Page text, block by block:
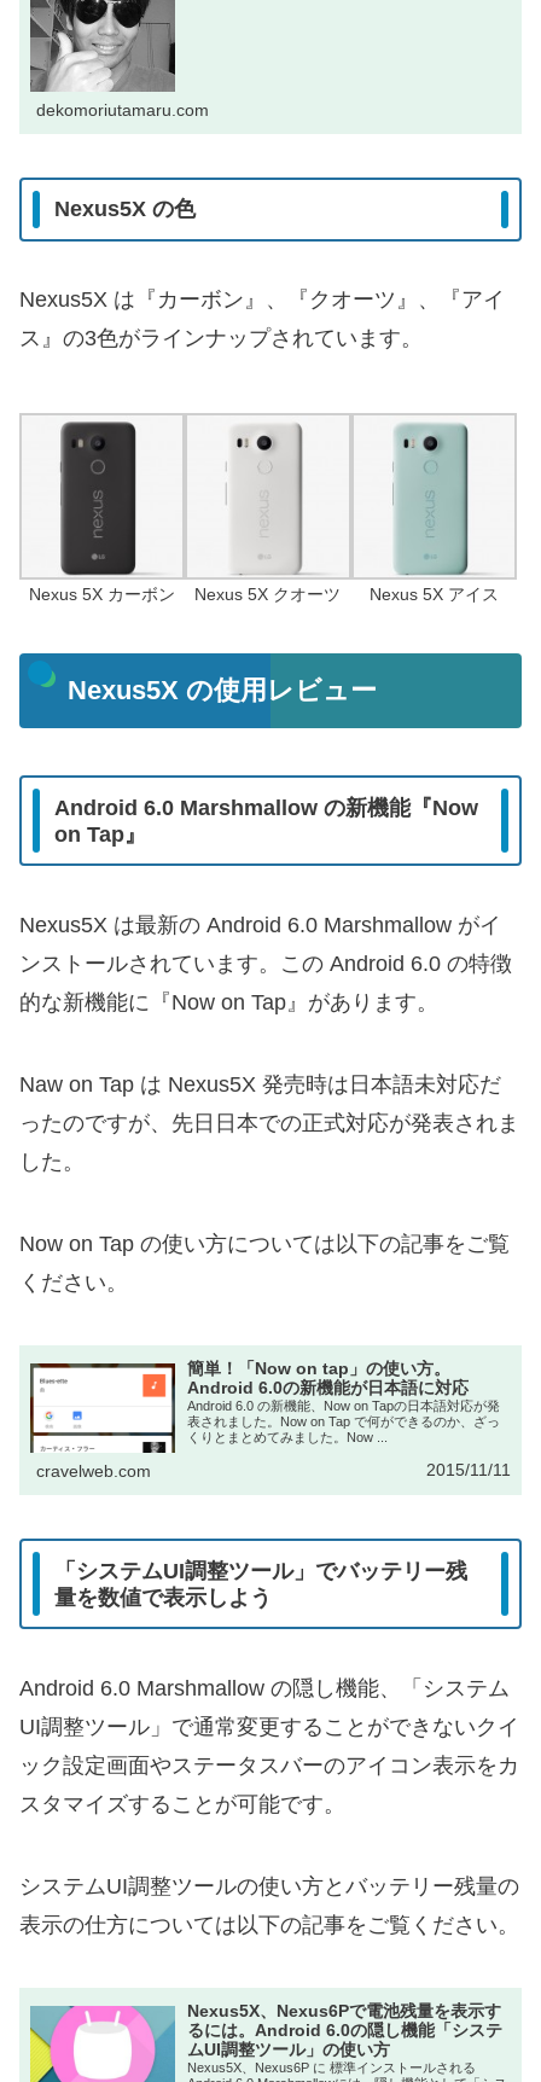
dekomoriutamaru.com
Nexus5X の色
Nexus5X は『カーボン』、『クオーツ』、『アイ
ス』の3色がラインナップされています。
Nexus 5X カーボン Nexus 5X クオーツ Nexus 5X アイス
Nexus5X の使用レビュー
Android 6.0 Marshmallow の新機能『Now
on Tap』
Nexus5X は最新の Android 6.0 Marshmallow がイ
ンストールされています。この Android 6.0 の特徴
的な新機能に『Now on Tap』があります。
Naw on Tap は Nexus5X 発売時は日本語未対応だ
ったのですが、先日日本での正式対応が発表されま
した。
Now on Tap の使い方については以下の記事をご覧
ください。
簡単！「Now on tap」の使い方。
Android 6.0の新機能が日本語に対応
Android 6.0 の新機能、Now on Tapの日本語対応が発
表されました。Now on Tap で何ができるのか、ざっ
くりとまとめてみました。Now ...
cravelweb.com 2015/11/11
「システムUI調整ツール」でバッテリー残
量を数値で表示しよう
Android 6.0 Marshmallow の隠し機能、「システム
UI調整ツール」で通常変更することができないクイ
ック設定画面やステータスバーのアイコン表示をカ
スタマイズすることが可能です。
システムUI調整ツールの使い方とバッテリー残量の
表示の仕方については以下の記事をご覧ください。
Nexus5X、Nexus6Pで電池残量を表示す
るには。Android 6.0の隠し機能「システ
ムUI調整ツール」の使い方
Nexus5X、Nexus6P に 標準インストールされる